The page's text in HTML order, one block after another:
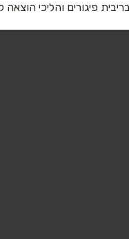
פיגורים והליכי